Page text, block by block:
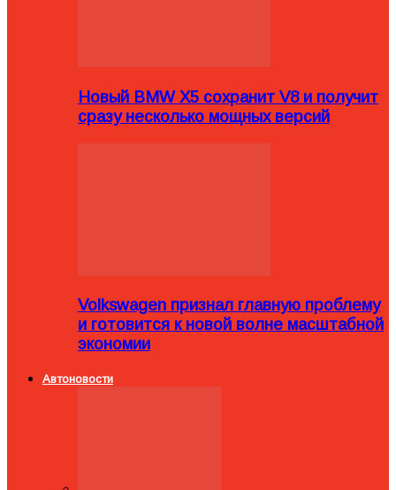
Новый BMW X5 сохранит V8 и получит
сразу несколько мощных версий
Volkswagen признал главную проблему
и готовится к новой волне масштабной
экономии
Автоновости